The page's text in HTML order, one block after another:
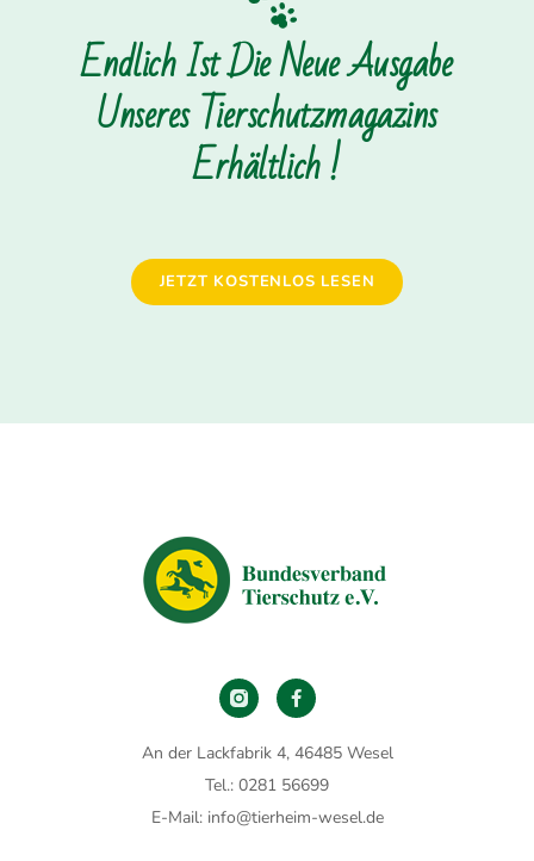
Endlich Ist Die Neue Ausgabe
Unseres Tierschutzmagazins
Erhältlich !
JETZT KOSTENLOS LESEN
An der Lackfabrik 4, 46485 Wesel
Tel.: 0281 56699
E-Mail: info@tierheim-wesel.de